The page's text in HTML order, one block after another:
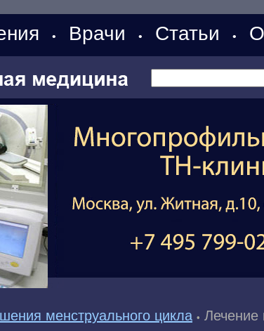
• Врачи • Статьи •
менструального цикла • Лечение